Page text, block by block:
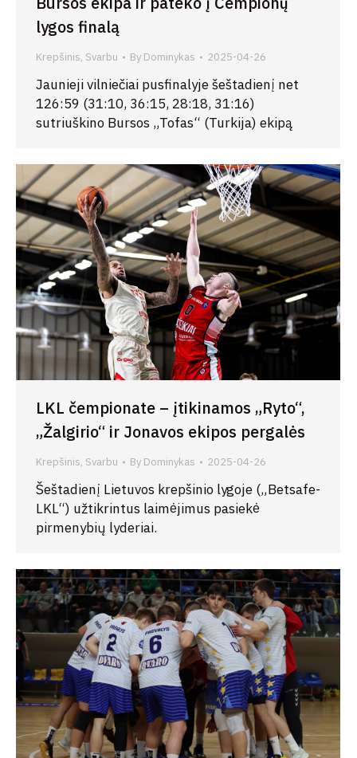
lygos finalą
Krepšinis, Svarbu By Dominykas 2025-04-26
Jaunieji vilniečiai pusfinalyje šeštadienį net
126:59 (31:10, 36:15, 28:18, 31:16)
sutriuškino Bursos „Tofas“ (Turkija) ekipą
LKL čempionate – įtikinamos „Ryto“,
„Žalgirio“ ir Jonavos ekipos pergalės
Krepšinis, Svarbu By Dominykas 2025-04-26
Šeštadienį Lietuvos krepšinio lygoje („Betsafe-
LKL“) užtikrintus laimėjimus pasiekė
pirmenybių lyderiai.